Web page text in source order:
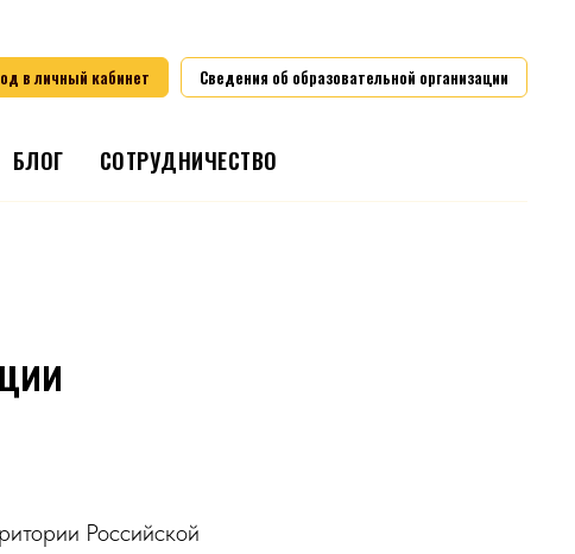
в личный кабинет Сведения об образовательной организации
БЛОГ СОТРУДНИЧЕСТВО
Российской